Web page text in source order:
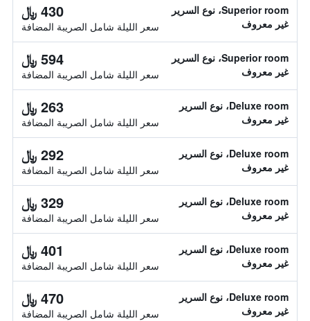
Superior room، نوع السرير
غير معروف
430 ﷼
سعر الليلة شامل الصريبة المضافة
Superior room، نوع السرير
غير معروف
594 ﷼
سعر الليلة شامل الصريبة المضافة
Deluxe room، نوع السرير
غير معروف
263 ﷼
سعر الليلة شامل الصريبة المضافة
Deluxe room، نوع السرير
غير معروف
292 ﷼
سعر الليلة شامل الصريبة المضافة
Deluxe room، نوع السرير
غير معروف
329 ﷼
سعر الليلة شامل الصريبة المضافة
Deluxe room، نوع السرير
غير معروف
401 ﷼
سعر الليلة شامل الصريبة المضافة
Deluxe room، نوع السرير
غير معروف
470 ﷼
سعر الليلة شامل الصريبة المضافة